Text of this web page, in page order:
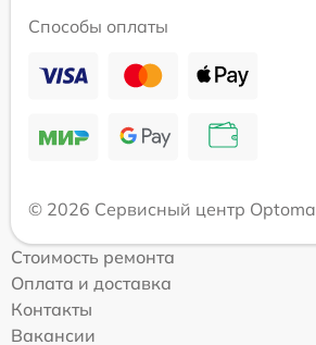
Способы оплаты
© 2026 Сервисный центр Optoma
Стоимость ремонта
Оплата и доставка
Контакты
Вакансии